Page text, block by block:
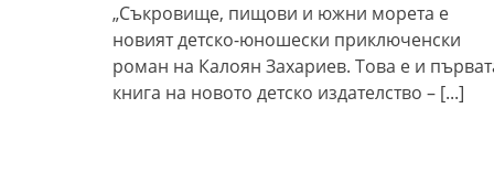
„Съкровище, пищови и южни морета е
новият детско-юношески приключенски
роман на Калоян Захариев. Това е и
книга на новото детско издателство – [...]